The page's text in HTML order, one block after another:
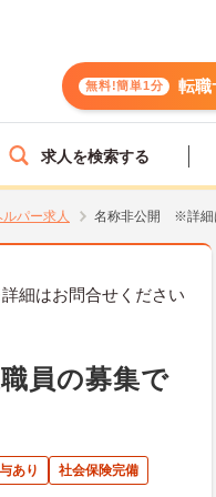
無料!簡単1分 転職
求人を検索する
パー求人 名称非公開 ※詳細
細はお問合せください
員の募集で
あり
社会保険完備